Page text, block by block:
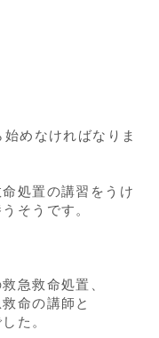
めなければなりま
処置の講習をうけ
そうです。
急救命処置、
命の講師と
た。